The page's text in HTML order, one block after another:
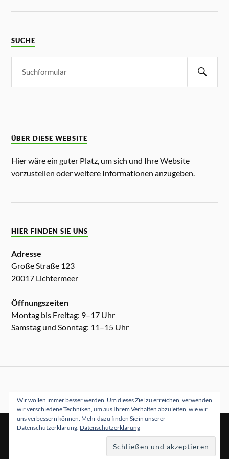
SUCHE
ÜBER DIESE WEBSITE
Hier wäre ein guter Platz, um sich und Ihre Website
vorzustellen oder weitere Informationen anzugeben.
HIER FINDEN SIE UNS
Adresse
Große Straße 123
20017 Lichtermeer
Öffnungszeiten
Montag bis Freitag: 9–17 Uhr
Samstag und Sonntag: 11–15 Uhr
WORDPRESS & THEME ERSTELLT VON
ANDERS NORÉN
Wir wollen immer besser werden. Um dieses Ziel zu erreichen, verwenden
wir verschiedene Techniken, um aus Ihrem Verhalten abzuleiten, wie wir
uns verbessern können. Mehr dazu finden Sie in unserer
Datenschutzerklärung. Datenschutzerklärung